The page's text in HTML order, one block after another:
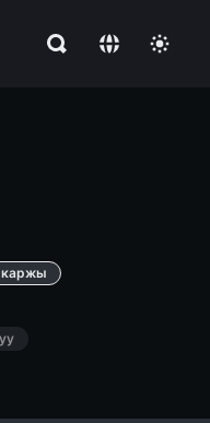
каржы